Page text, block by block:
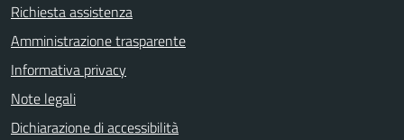
Richiesta assistenza
Amministrazione trasparente
Informativa privacy
Note legali
Dichiarazione di accessibilità